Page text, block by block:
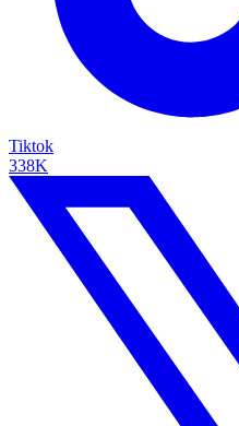
Tiktok
338K